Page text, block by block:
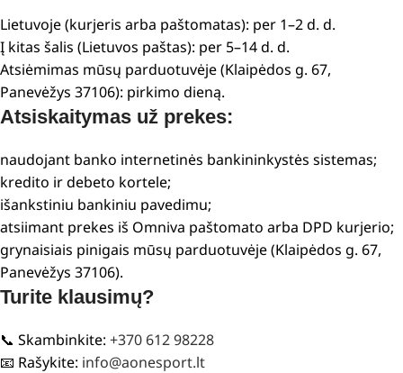
Lietuvoje (kurjeris arba paštomatas): per 1–2 d. d.
Į kitas šalis (Lietuvos paštas): per 5–14 d. d.
Atsiėmimas mūsų parduotuvėje (Klaipėdos g. 67,
Panevėžys 37106): pirkimo dieną.
Atsiskaitymas už prekes:
naudojant banko internetinės bankininkystės sistemas;
kredito ir debeto kortele;
išankstiniu bankiniu pavedimu;
atsiimant prekes iš Omniva paštomato arba DPD kurjerio;
grynaisiais pinigais mūsų parduotuvėje (Klaipėdos g. 67,
Panevėžys 37106).
Turite klausimų?
📞 Skambinkite: +370 612 98228
📧 Rašykite: info@aonesport.lt